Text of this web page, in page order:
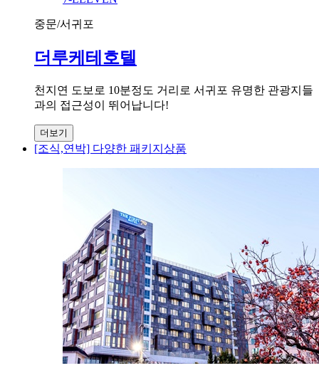
중문/서귀포
더루케테호텔
천지연 도보로 10분정도 거리로 서귀포 유명한 관광지들
과의 접근성이 뛰어납니다!
더보기
[조식,연박] 다양한 패키지상품